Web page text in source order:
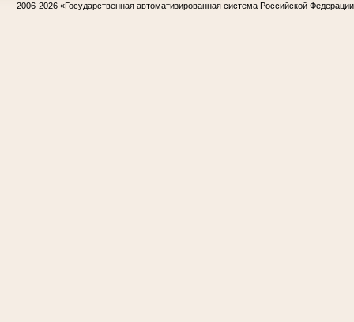
2006-2026 «Государственная автоматизированная система Российской